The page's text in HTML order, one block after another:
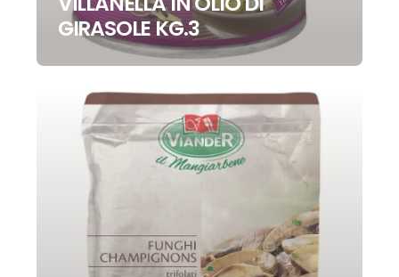
GIRASOLE KG.3